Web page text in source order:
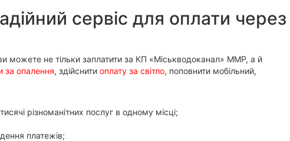
сервіс для оплати через
можете не тільки заплатити за КП «Міськводоканал» ММР, а й
за опалення, здійснити оплату за світло, поповнити мобільний,
різноманітних послуг в одному місці;
платежів;